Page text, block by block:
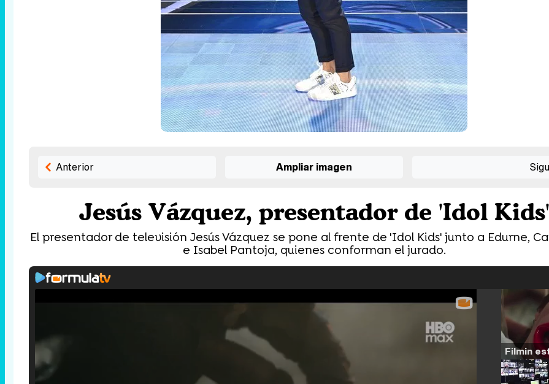
Anterior Ampliar imagen
Jesús Vázquez, presentador de 'Idol Kids'
El presentador de televisión Jesús Vázquez se pone al frente de 'Idol Kids' junto a Edurne,
e Isabel Pantoja, quienes conforman el jurado.